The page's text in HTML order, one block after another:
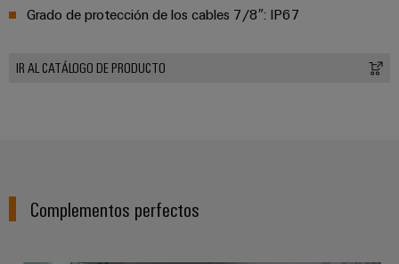
Grado de protección de los cables 7/8″: IP67
IR AL CATÁLOGO DE PRODUCTO
Complementos perfectos